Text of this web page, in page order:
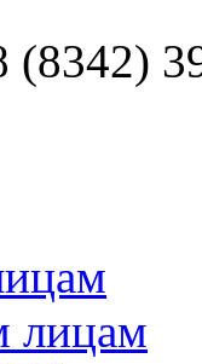
(8342)
лицам